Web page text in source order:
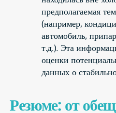
предполагаемая
(например,
автомобиль,
т.д.). Эта
оценки
данных о
Резюме: от